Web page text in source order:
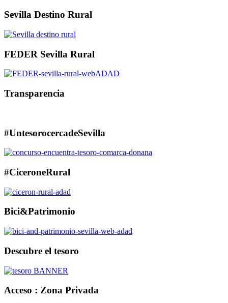
Sevilla Destino Rural
FEDER Sevilla Rural
Transparencia
#UntesorocercadeSevilla
#CiceroneRural
Bici&Patrimonio
Descubre el tesoro
Acceso : Zona Privada